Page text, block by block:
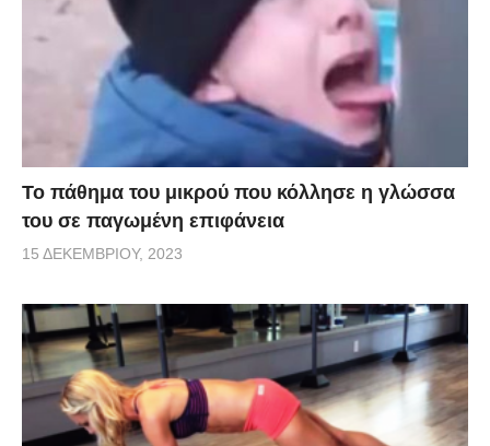
Το πάθημα του μικρού που κόλλησε η γλώσσα
του σε παγωμένη επιφάνεια
15 ΔΕΚΕΜΒΡΊΟΥ, 2023